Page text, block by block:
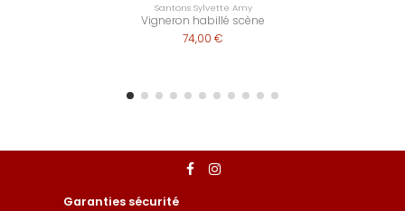
Santons Sylvette Amy
Vigneron habillé scène
74,00 €
Garanties sécurité